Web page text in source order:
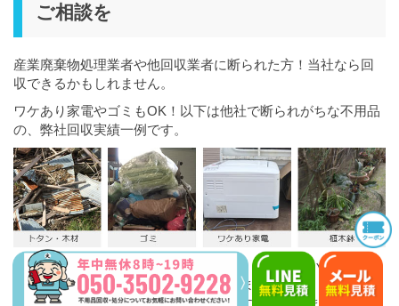
ご相談を
産業廃棄物処理業者や他回収業者に断られた方！当社なら回
収できるかもしれません。
ワケあり家電やゴミもOK！以下は他社で断られがちな不用品
の、弊社回収実績一例です。
以下は「買取」となった実績一例です。正直厳しい商品で
も、がんばって買取させていただいてます。
高年式の冷蔵庫や自転車など、積極的に買い取ります。